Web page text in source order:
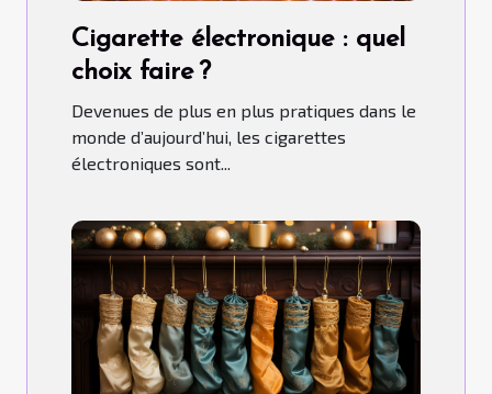
Cigarette électronique : quel
choix faire ?
Devenues de plus en plus pratiques dans le
monde d’aujourd’hui, les cigarettes
électroniques sont...